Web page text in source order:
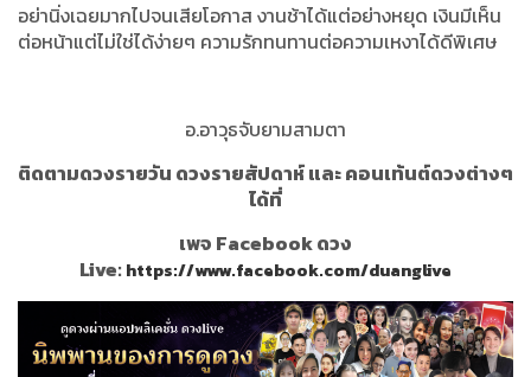
อย่านิ่งเฉยมากไปจนเสียโอกาส งานช้าได้แต่อย่างหยุด เงินมีเห็น
ต่อหน้าแต่ไม่ใช่ได้ง่ายๆ ความรักทนทานต่อความเหงาได้ดีพิเศษ
อ.อาวุธจับยามสามตา
ติดตามดวงรายวัน ดวงรายสัปดาห์ และ คอนเท้นต์ดวงต่างๆ
ได้ที่
เพจ Facebook ดวง
Live:https://www.facebook.com/duanglive